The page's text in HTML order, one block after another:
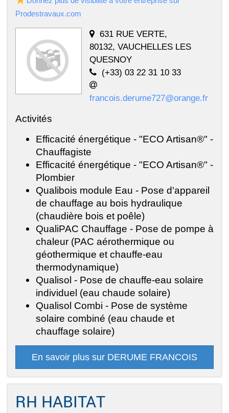
Prodestravaux.com
631 RUE VERTE,
80132, VAUCHELLES LES
QUESNOY
(+33) 03 22 31 10 33
francois.derume727@orange.fr
Activités
Efficacité énergétique - "ECO Artisan®" -
Chauffagiste
Efficacité énergétique - "ECO Artisan®" -
Plombier
Qualibois module Eau - Pose d'appareil
de chauffage au bois hydraulique
(chaudière bois et poêle)
QualiPAC Chauffage - Pose de pompe à
chaleur (PAC aérothermique ou
géothermique et chauffe-eau
thermodynamique)
Qualisol - Pose de chauffe-eau solaire
individuel (eau chaude solaire)
Qualisol Combi - Pose de système
solaire combiné (eau chaude et
chauffage solaire)
En savoir plus sur DERUME FRANCOIS
RH HABITAT